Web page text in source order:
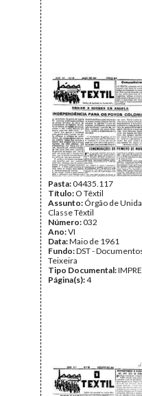
Pasta:04435.117
Título: O Têxtil
Assunto: Órgão de
Classe Têxtil
Número:032
Ano:VI
Data:Maio de 1961
Fundo:DST -
Teixeira
Tipo Documental:
Página(s):4